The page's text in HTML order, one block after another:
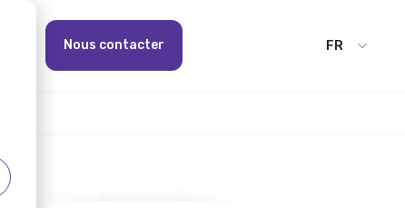
Nous contacter FR